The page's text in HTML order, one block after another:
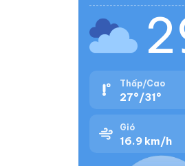
Thấp/Cao
27°/31°
Gió
16.9 km/h